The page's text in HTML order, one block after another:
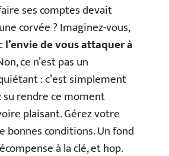
ses comptes devait
corvée ? Imaginez-vous,
l’envie de vous attaquer à
ce n’est pas un
: c’est simplement
su rendre ce moment
plaisant. Gérez votre
bonnes conditions. Un fond
à la clé, et hop.